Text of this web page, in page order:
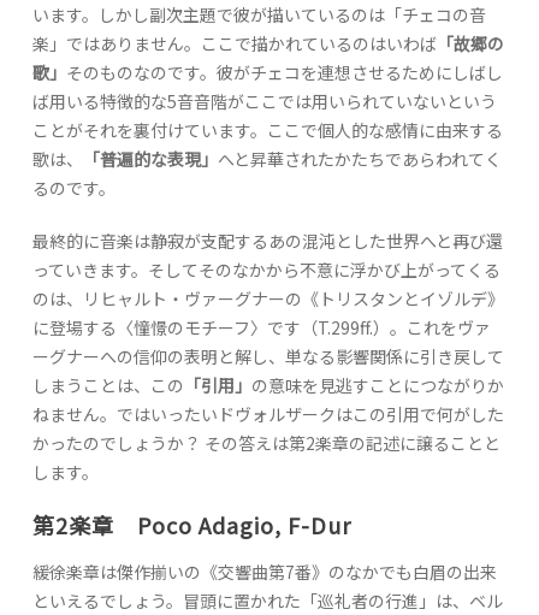
います。しかし副次主題で彼が描いているのは「チェコの音
楽」ではありません。ここで描かれているのはいわば 「故郷の
歌」 そのものなのです。彼がチェコを連想させるためにしばし
ば用いる特徴的な5音音階がここでは用いられていないという
ことがそれを裏付けています。ここで個人的な感情に由来する
歌は、
「普遍的な表現」 へと昇華されたかたちであらわれてく
るのです。
最終的に音楽は静寂が支配するあの混沌とした世界へと再び還
っていきます。そしてそのなかから不意に浮かび上がってくる
のは、リヒャルト・ヴァーグナーの《トリスタンとイゾルデ》
に登場する〈憧憬のモチーフ〉です（T.299ff.）。これをヴァ
ーグナーへの信仰の表明と解し、単なる影響関係に引き戻して
しまうことは、この 「引用」 の意味を見逃すことにつながりか
ねません。ではいったいドヴォルザークはこの引用で何がした
かったのでしょうか？ その答えは第2楽章の記述に譲ることと
します。
第2楽章 Poco Adagio, F-Dur
緩徐楽章は傑作揃いの《交響曲第7番》のなかでも白眉の出来
といえるでしょう。冒頭に置かれた「巡礼者の行進」は、ベル